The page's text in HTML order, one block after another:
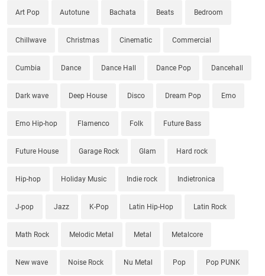
Art Pop Autotune Bachata Beats Bedroom
Chillwave Christmas Cinematic Commercial
Cumbia Dance Dance Hall Dance Pop Dancehall
Dark wave Deep House Disco Dream Pop Emo
Emo Hip-hop Flamenco Folk Future Bass
Future House Garage Rock Glam Hard rock
Hip-hop Holiday Music Indie rock Indietronica
J-pop Jazz K-Pop Latin Hip-Hop Latin Rock
Math Rock Melodic Metal Metal Metalcore
New wave Noise Rock Nu Metal Pop Pop PUNK